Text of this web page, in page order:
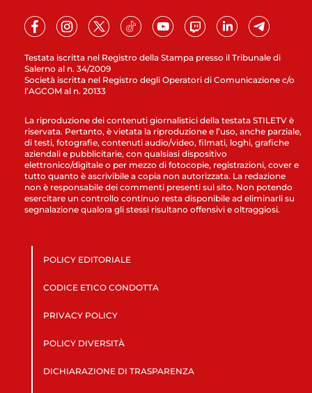
Testata iscritta nel Registro della Stampa presso il Tribunale di
Salerno al n. 34/2009
Società iscritta nel Registro degli Operatori di Comunicazione c/o
l’AGCOM al n. 20133
La riproduzione dei contenuti giornalistici della testata STILETV è
riservata. Pertanto, è vietata la riproduzione e l’uso, anche parziale,
di testi, fotografie, contenuti audio/video, filmati, loghi, grafiche
aziendali e pubblicitarie, con qualsiasi dispositivo
elettronico/digitale o per mezzo di fotocopie, registrazioni, cover e
tutto quanto è ascrivibile a copia non autorizzata. La redazione
non è responsabile dei commenti presenti sul sito. Non potendo
esercitare un controllo continuo resta disponibile ad eliminarli su
segnalazione qualora gli stessi risultano offensivi e oltraggiosi.
POLICY EDITORIALE
CODICE ETICO CONDOTTA
PRIVACY POLICY
POLICY DIVERSITÀ
DICHIARAZIONE DI TRASPARENZA